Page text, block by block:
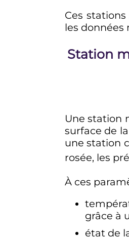
Ces
les
Station
Une station
surface de
une station
rosée, les
À ces
grâce à
état de